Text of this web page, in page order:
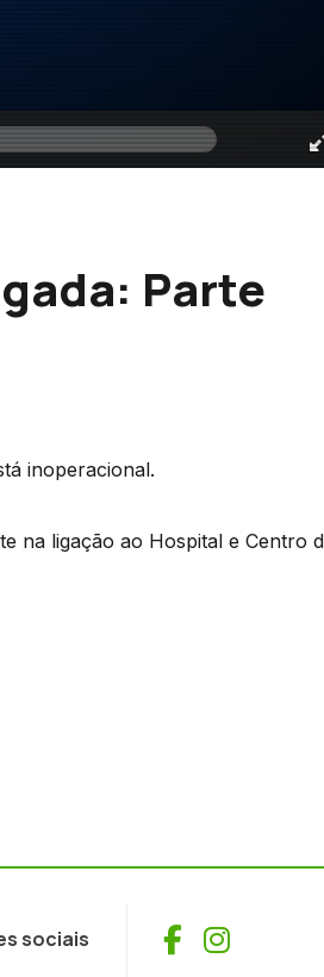
Parte
inoperacional.
na ligação ao Hospital e Centro
sociais Facebook